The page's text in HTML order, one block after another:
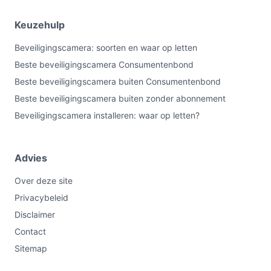
zonne-energie en app-bediening. Minder geschikt als je
microfoon nodig hebt; controleer die punten in de
specificaties. Belangrijkste check: controleer of de
beoogde montageplek genoeg daglicht en stabiele wifi
heeft.
Bekijk varianten en actuele prijzen op
Keuzehulp
Beveiligingscamera: soorten en waar op letten
Beste beveiligingscamera Consumentenbond
Beste beveiligingscamera buiten Consumentenbond
Beste beveiligingscamera buiten zonder abonnement
Beveiligingscamera installeren: waar op letten?
Advies
Over deze site
Privacybeleid
Disclaimer
Contact
Sitemap